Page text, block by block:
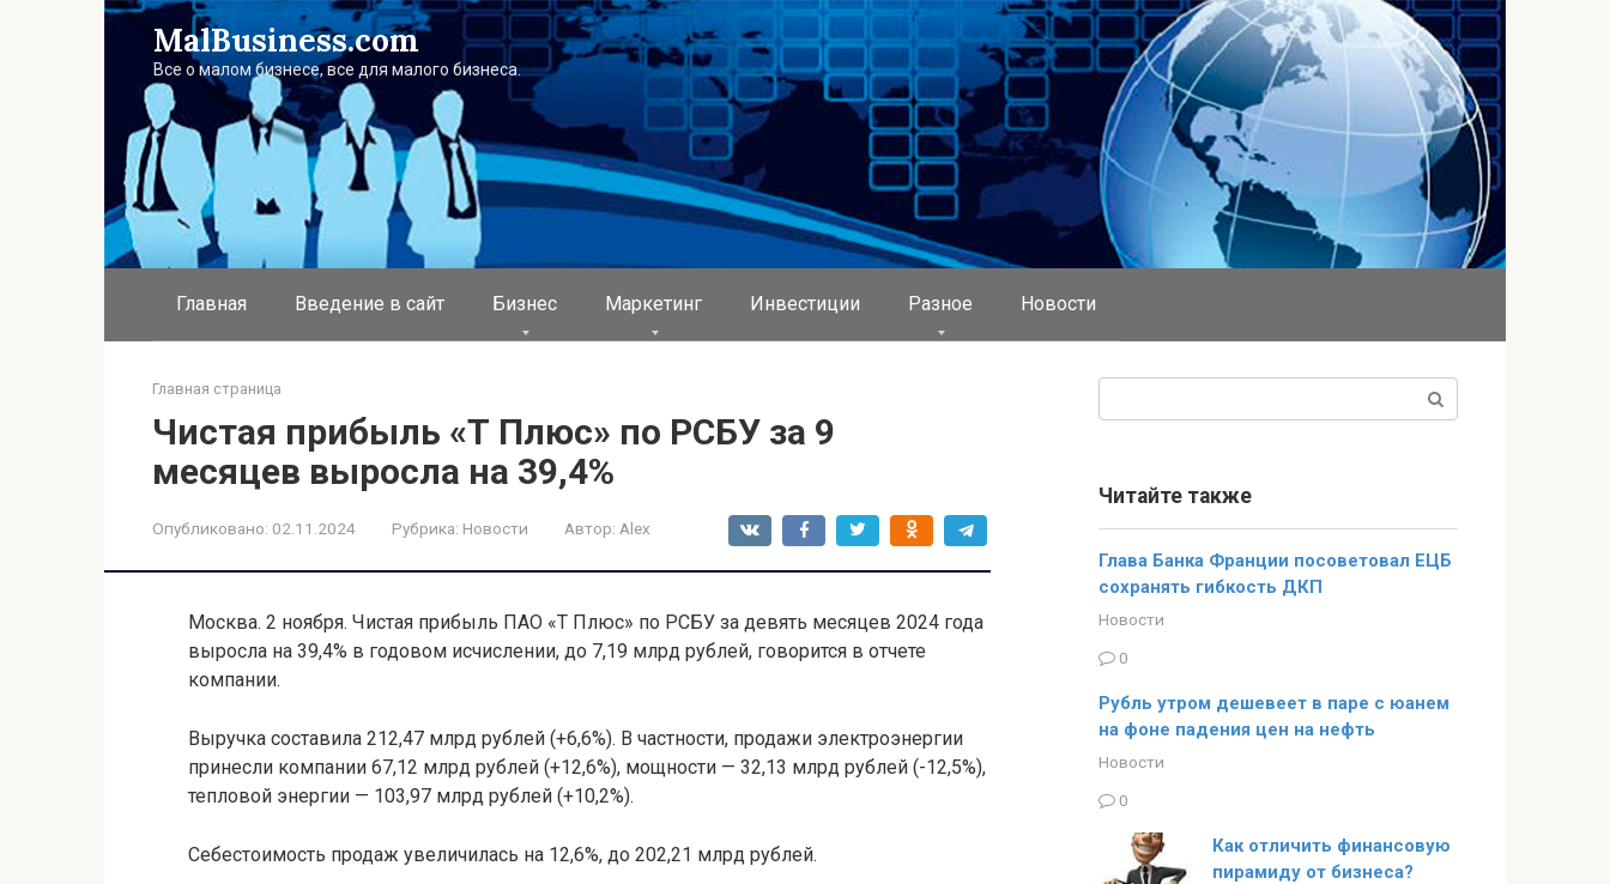
MalBusiness.com
Все о малом бизнесе, все для малого бизнеса.
Главная Введение в сайт Бизнес Маркетинг Инвестиции Разное Новости
Главная страница
Чистая прибыль «Т Плюс» по РСБУ за 9
месяцев выросла на 39,4%
Опубликовано: 02.11.2024 Рубрика: Новости Автор: Alex
Москва. 2 ноября. Чистая прибыль ПАО «Т Плюс» по РСБУ за девять месяцев 2024 года
выросла на 39,4% в годовом исчислении, до 7,19 млрд рублей, говорится в отчете
компании.
Выручка составила 212,47 млрд рублей (+6,6%). В частности, продажи электроэнергии
принесли компании 67,12 млрд рублей (+12,6%), мощности — 32,13 млрд рублей (-12,5%),
тепловой энергии — 103,97 млрд рублей (+10,2%).
Себестоимость продаж увеличилась на 12,6%, до 202,21 млрд рублей.
Читайте также
Глава Банка Франции посоветовал ЕЦБ
сохранять гибкость ДКП
Новости
0
Рубль утром дешевеет в паре с юанем
на фоне падения цен на нефть
Новости
0
Как отличить финансовую
пирамиду от бизнеса?